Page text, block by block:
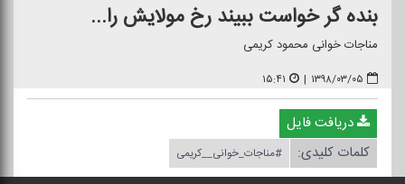
بنده گر خواست ببیند رخ مولایش را...
مناجات خوانی محمود كریمی
۱۳۹۸/۰۳/۰۵ | ۱۵:۴۱
دریافت فایل
کلمات کلیدی:
#مناجات_خوانی__كریمی